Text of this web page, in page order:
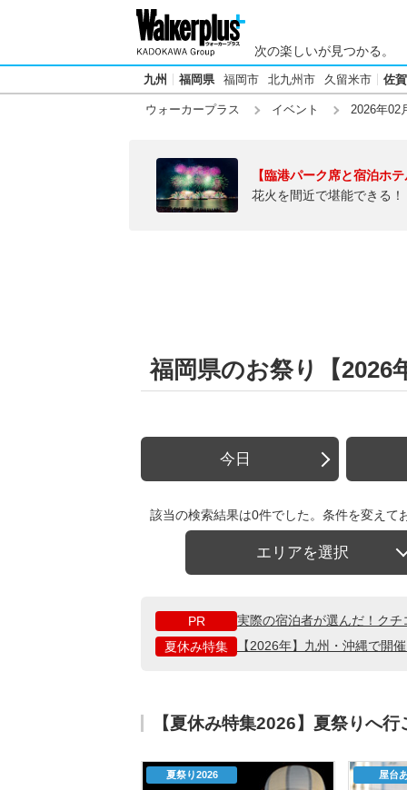
次の楽しいが見つかる。
九州 福岡県 福岡市 北九州市 久留米市 佐
ウォーカープラス イベント 2026年02
【臨港パーク席と宿泊ホ
花火を間近で堪能できる
福岡県のお祭り【2026
今日
該当の検索結果は0件でした。条件を変えて
エリアを選択
PR
実際の宿泊者が選んだ！ク
夏休み特集
【2026年】九州・沖縄で開
【夏休み特集2026】夏祭りへ
夏祭り2026 屋台